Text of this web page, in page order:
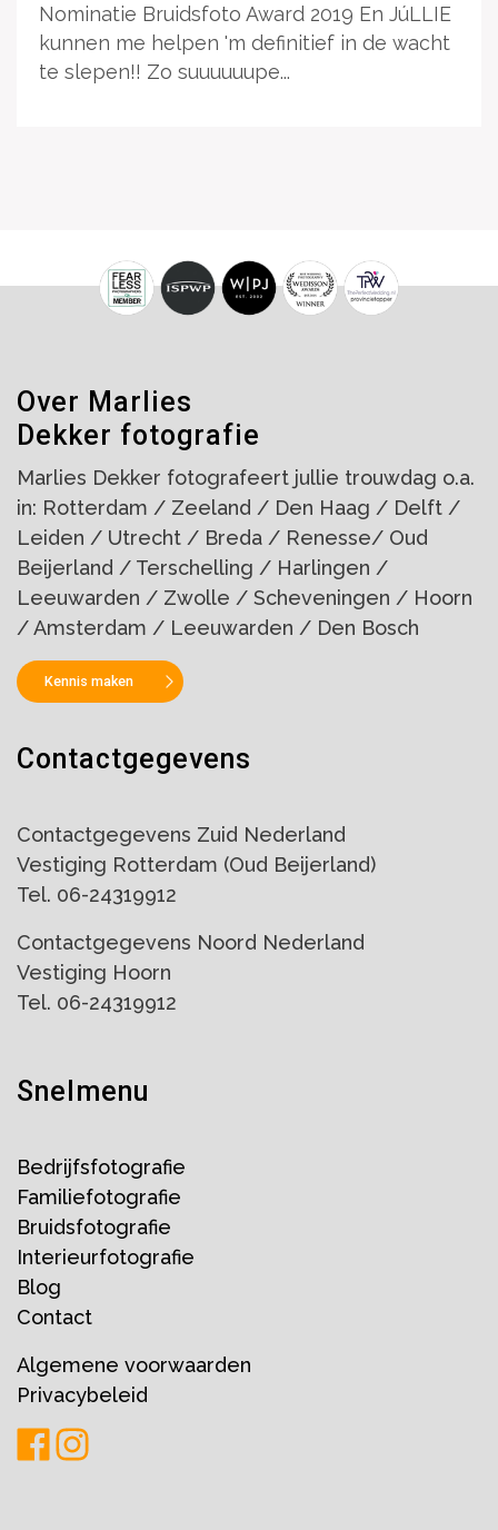
Nominatie Bruidsfoto Award 2019 En JúLLIE
kunnen me helpen 'm definitief in de wacht
te slepen!! Zo suuuuuupe...
Over Marlies
Dekker fotografie
Marlies Dekker fotografeert jullie trouwdag o.a.
in: Rotterdam / Zeeland / Den Haag / Delft /
Leiden / Utrecht / Breda / Renesse/ Oud
Beijerland / Terschelling / Harlingen /
Leeuwarden / Zwolle / Scheveningen / Hoorn
/ Amsterdam / Leeuwarden / Den Bosch
Kennis maken
Contactgegevens
Contactgegevens Zuid Nederland
Vestiging Rotterdam (Oud Beijerland)
Tel. 06-24319912
Contactgegevens Noord Nederland
Vestiging Hoorn
Tel. 06-24319912
Snelmenu
Bedrijfsfotografie
Familiefotografie
Bruidsfotografie
Interieurfotografie
Blog
Contact
Algemene voorwaarden
Privacybeleid